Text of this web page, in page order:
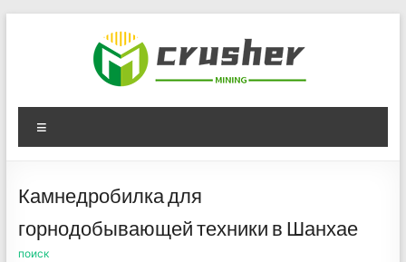
Оборудование для
дробления угля,
измельчения печного
порошка
Камнедробилка для
горнодобывающей техники в Шанхае
поиск